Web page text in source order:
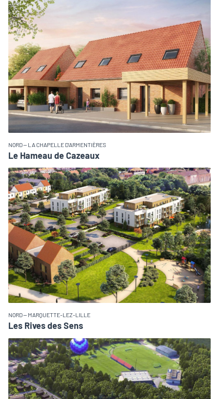
NORD – LA CHAPELLE D'ARMENTIÈRES
Le Hameau de Cazeaux
NORD – MARQUETTE-LEZ-LILLE
Les Rives des Sens